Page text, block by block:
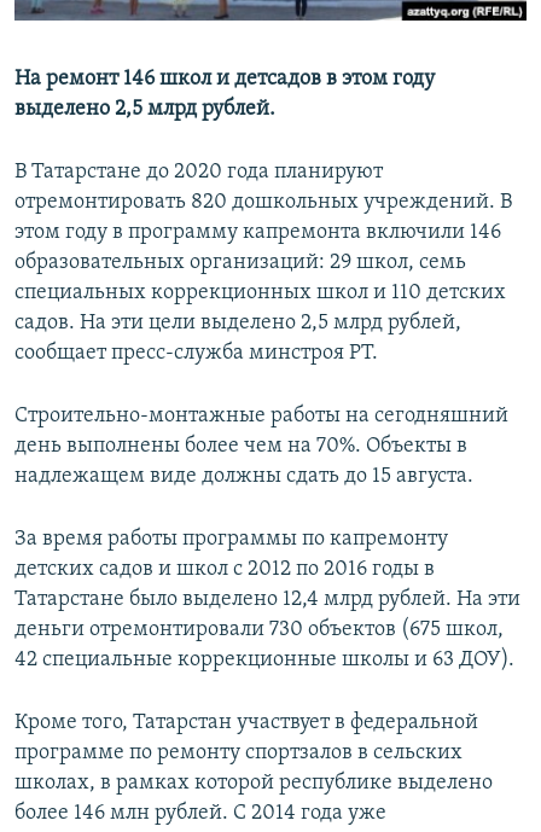
На ремонт 146 школ и детсадов в этом году
выделено 2,5 млрд рублей.
В Татарстане до 2020 года планируют
отремонтировать 820 дошкольных учреждений. В
этом году в программу капремонта включили 146
образовательных организаций: 29 школ, семь
специальных коррекционных школ и 110 детских
садов. На эти цели выделено 2,5 млрд рублей,
сообщает пресс-служба минстроя РТ.
Строительно-монтажные работы на сегодняшний
день выполнены более чем на 70%. Объекты в
надлежащем виде должны сдать до 15 августа.
За время работы программы по капремонту
детских садов и школ с 2012 по 2016 годы в
Татарстане было выделено 12,4 млрд рублей. На эти
деньги отремонтировали 730 объектов (675 школ,
42 специальные коррекционные школы и 63 ДОУ).
Кроме того, Татарстан участвует в федеральной
программе по ремонту спортзалов в сельских
школах, в рамках которой республике выделено
более 146 млн рублей. С 2014 года уже